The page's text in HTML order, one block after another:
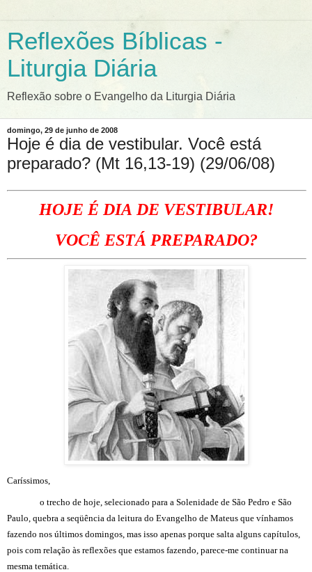
Reflexões Bíblicas -
Liturgia Diária
Reflexão sobre o Evangelho da Liturgia Diária
domingo, 29 de junho de 2008
Hoje é dia de vestibular. Você está
preparado? (Mt 16,13-19) (29/06/08)
HOJE É DIA DE VESTIBULAR!
VOCÊ ESTÁ PREPARADO?
Caríssimos,
o trecho de hoje, selecionado para a Solenidade de São Pedro e São
Paulo, quebra a seqüência da leitura do Evangelho de Mateus que vínhamos
fazendo nos últimos domingos, mas isso apenas porque salta alguns capítulos,
pois com relação às reflexões que estamos fazendo, parece-me continuar na
mesma temática.